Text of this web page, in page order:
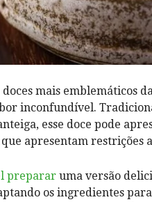
mais emblemáticos
inconfundível.
esse doce pode
apresentam restrições
‌preparar uma versão
os ingredientes